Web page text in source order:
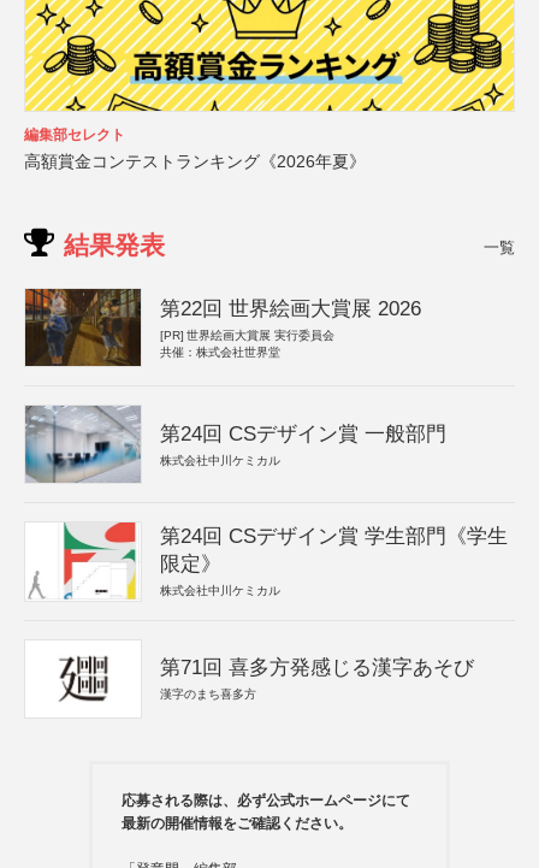
編集部セレクト
高額賞金コンテストランキング《2026年夏》
結果発表 一覧
第22回 世界絵画大賞展 2026
[PR] 世界絵画大賞展 実行委員会
共催：株式会社世界堂
第24回 CSデザイン賞 一般部門
株式会社中川ケミカル
第24回 CSデザイン賞 学生部門《学生
限定》
株式会社中川ケミカル
第71回 喜多方発感じる漢字あそび
漢字のまち喜多方
応募される際は、必ず公式ホームページにて
最新の開催情報をご確認ください。